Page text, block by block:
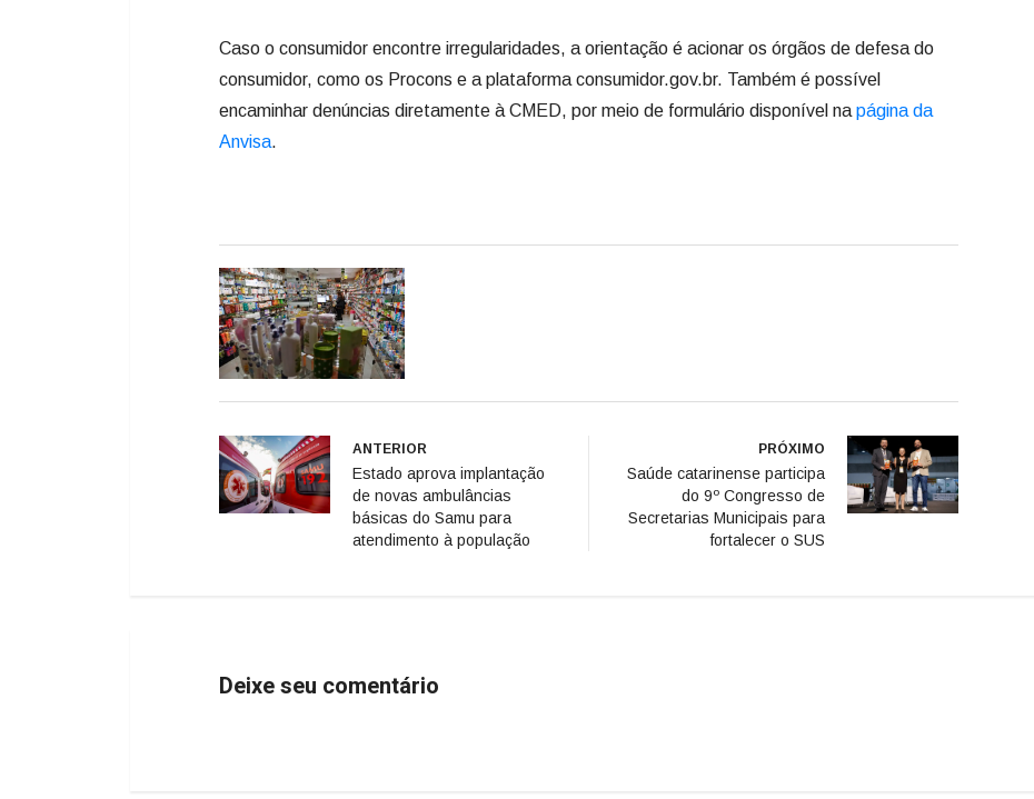
Caso o consumidor encontre irregularidades, a orientação é acionar os órgãos de defesa do
consumidor, como os Procons e a plataforma consumidor.gov.br. Também é possível
encaminhar denúncias diretamente à CMED, por meio de formulário disponível na página da
Anvisa.
ANTERIOR
Estado aprova implantação
de novas ambulâncias
básicas do Samu para
atendimento à população
PRÓXIMO
Saúde catarinense participa
do 9º Congresso de
Secretarias Municipais para
fortalecer o SUS
Deixe seu comentário